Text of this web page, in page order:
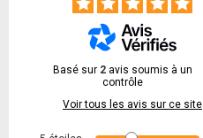
Basé sur 2 avis soumis à un
contrôle
Voir tous les avis sur ce site